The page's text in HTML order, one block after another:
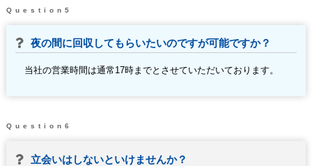
Question5
夜の間に回収してもらいたいのですが可能ですか？
当社の営業時間は通常17時までとさせていただいております。
Question6
立会いはしないといけませんか？